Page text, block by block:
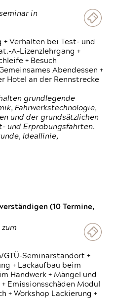
in
+ Verhalten bei Test- und
A-Lizenzlehrgang +
+ Besuch
Abendessen +
Hotel an der Rennstrecke
grundlegende
Fahrwerkstechnologie,
und der grundsätzlichen
und Erprobungsfahrten.
Ideallinie,
(10 Termine,
GTÜ-Seminarstandort +
+ Lackaufbau beim
Handwerk + Mängel und
Emissionsschäden Modul
+ Workshop Lackierung +